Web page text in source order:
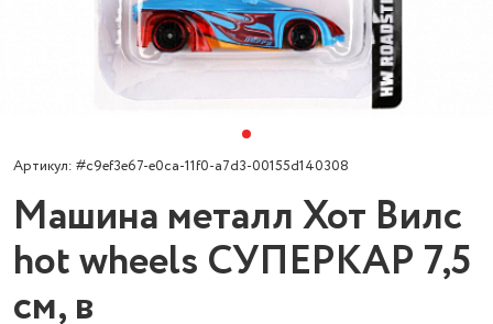
Артикул: #c9ef3e67-e0ca-11f0-a7d3-00155d140308
Машина металл Хот Вилс
hot wheels СУПЕРКАР 7,5
см, в